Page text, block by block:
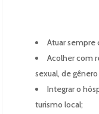
Atuar sempre
Acolher com
sexual, de
Integrar o
turismo local;